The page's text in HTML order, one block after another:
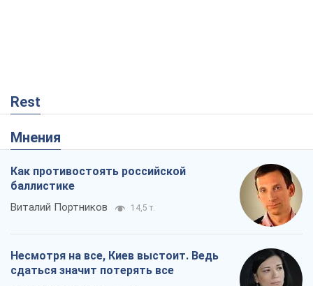
Rest
Мнения
Как противостоять российской
баллистике
Виталий Портников 14,5 т.
Несмотря на все, Киев выстоит. Ведь
сдаться значит потерять все